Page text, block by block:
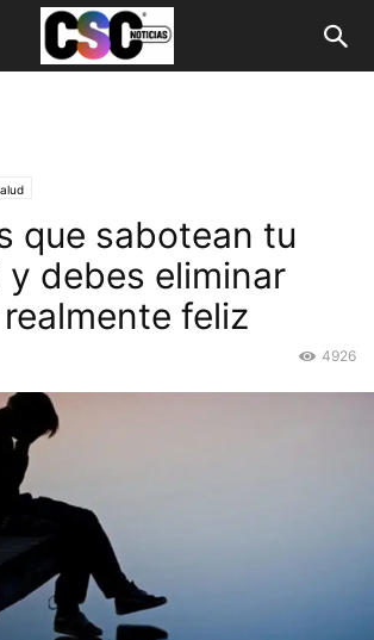
que sabotean tu
debes eliminar
feliz
4926